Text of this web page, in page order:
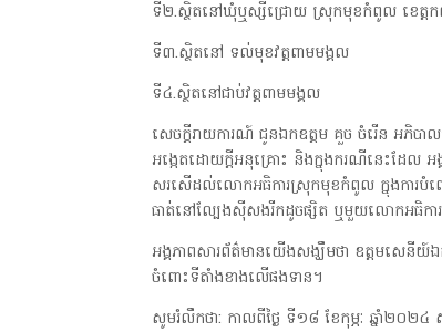
ទី២.ស្ថិតនៅឃុំឬស្សីជ្រោយ ស្រុកមុខកំពូល ខេត្ត
ទី៣.ស្ថិតនៅ ទល់មុខវត្តពាមមង្គល
ទី៤.ស្ថិតនៅជាប់វត្តពាមមង្គល
សេចក្តីរាយការណ៍ ជូនឯកឧត្តម គួច ចំរើន អភិបាល
អង្កេតដោយក្តីអនុគ្រោះ និងក្នុងករណីនេះដែល
សរសើដល់លោកអធិការស្រុកមុខកំពូល ក្នុងការបំពេញ
ធាត់នៅល្បែងស៊ីសងរីកដូចផ្សិត ឬមួយលោកអធិក
អង្គភាពសារព័ត៌មានយើងសង្ឃឹមថា ឧត្តមសេនីយ៍
ចំពោះទីតាំងខាងលើផងទាន។
សូមរំលឹកថា: កាលពីថ្ងៃ ទី១៨ ខែកុម្ភៈ ឆ្នាំ២០២